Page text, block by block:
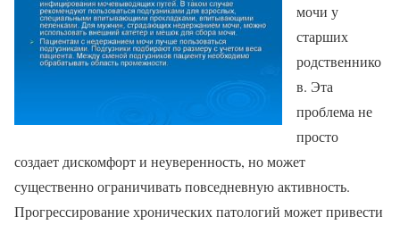
мочи у
старших
родственнико
в. Эта
проблема не
просто
создает дискомфорт и неуверенность, но может
существенно ограничивать повседневную активность.
Прогрессирование хронических патологий может привести